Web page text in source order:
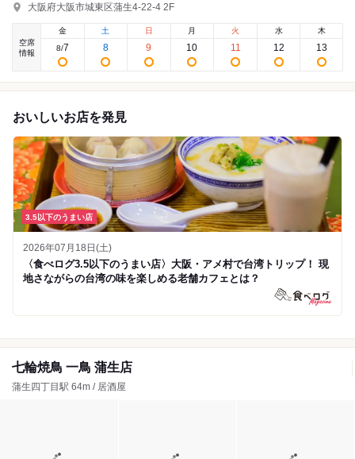
大阪府大阪市城東区蒲生4-22-4 2F
空席
情報
金
8/7
土
8
日
9
月
10
火
11
水
12
木
13
おいしいお店を発見
3.5以下のうまい店
2026年07月18日(土)
〈食べログ3.5以下のうまい店〉大阪・アメ村で台湾トリップ！ 現
地さながらの台湾の味を楽しめる老舗カフェとは？
七輪焼鳥 一鳥 蒲生店
蒲生四丁目駅 64m / 居酒屋